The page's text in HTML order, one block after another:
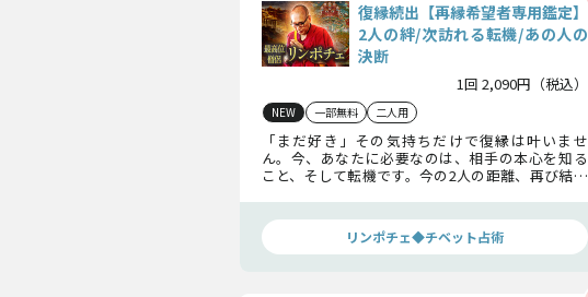
復縁続出【再縁希望者専用鑑定】
2人の絆/次訪れる転機/あの人の
決断
1回 2,090円（税込）
NEW 一部無料 二人用
「まだ好き」その気持ちだけで復縁は叶いませ
ん。今、あなたに必要なのは、相手の本心を知る
こと、そして転機です。今の2人の距離、再び結ば
リンポチェ◆チベット占術